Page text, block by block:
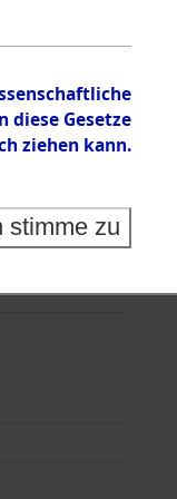
diese Gesetze
ziehen kann.
stimme zu